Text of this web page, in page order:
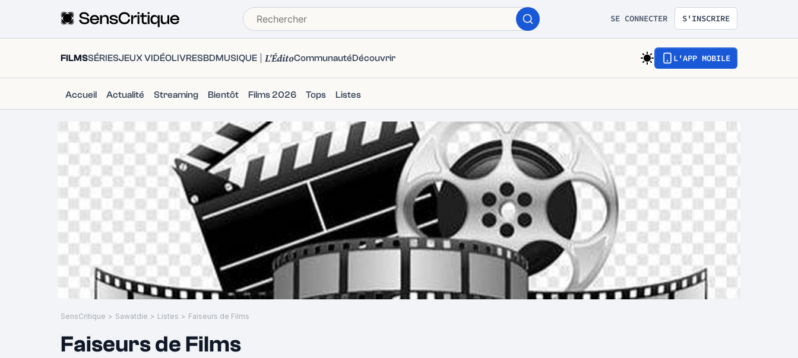
SE CONNECTER S'INSCRIRE
FILMSSÉRIESJEUX VIDÉOLIVRESBDMUSIQUE L'ÉditoCommunautéDécouvrir L'APP MOBILE
Accueil Actualité Streaming Bientôt Films 2026 Tops Listes
SensCritique > Sawatdie > Listes > Faiseurs de Films
Faiseurs de Films